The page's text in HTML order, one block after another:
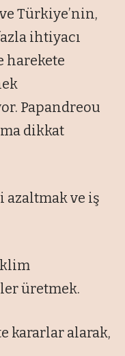
Türkiye’nin,
ihtiyacı
harekete
Papandreou
dikkat
azaltmak ve iş
üretmek.
kararlar alarak,